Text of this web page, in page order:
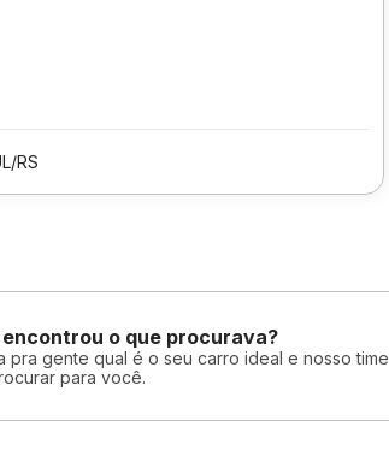
RS
encontrou o que procurava?
pra gente qual é o seu carro ideal e nosso time
para você.